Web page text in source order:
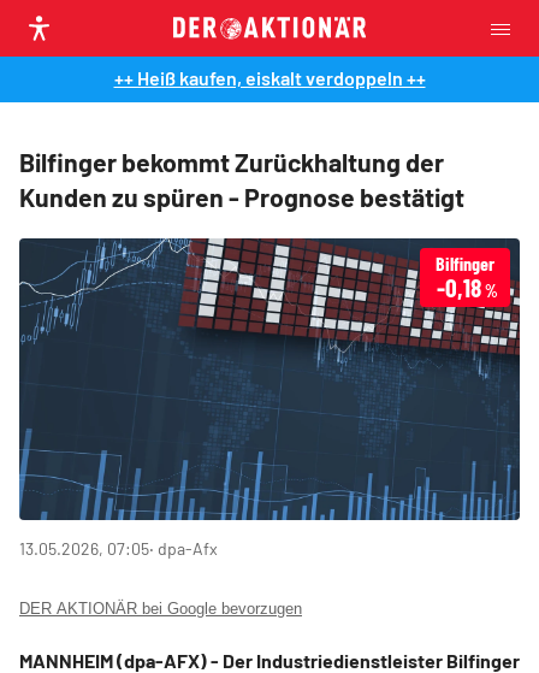
++ Heiß kaufen, eiskalt verdoppeln ++
Bilfinger bekommt Zurückhaltung der
Kunden zu spüren - Prognose bestätigt
Bilfinger
-0,18%
13.05.2026, 07:05‧ dpa-Afx
DER AKTIONÄR bei Google bevorzugen
MANNHEIM (dpa-AFX) - Der Industriedienstleister Bilfinger